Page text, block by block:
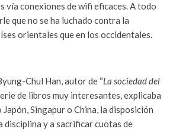
vía conexiones de wifi eficaces. A todo
que no se ha luchado contra la
orientales que en los occidentales.
Chul Han, autor de “La sociedad del
de libros muy interesantes, explicaba
Japón, Singapur o China, la disposición
disciplina y a sacrificar cuotas de